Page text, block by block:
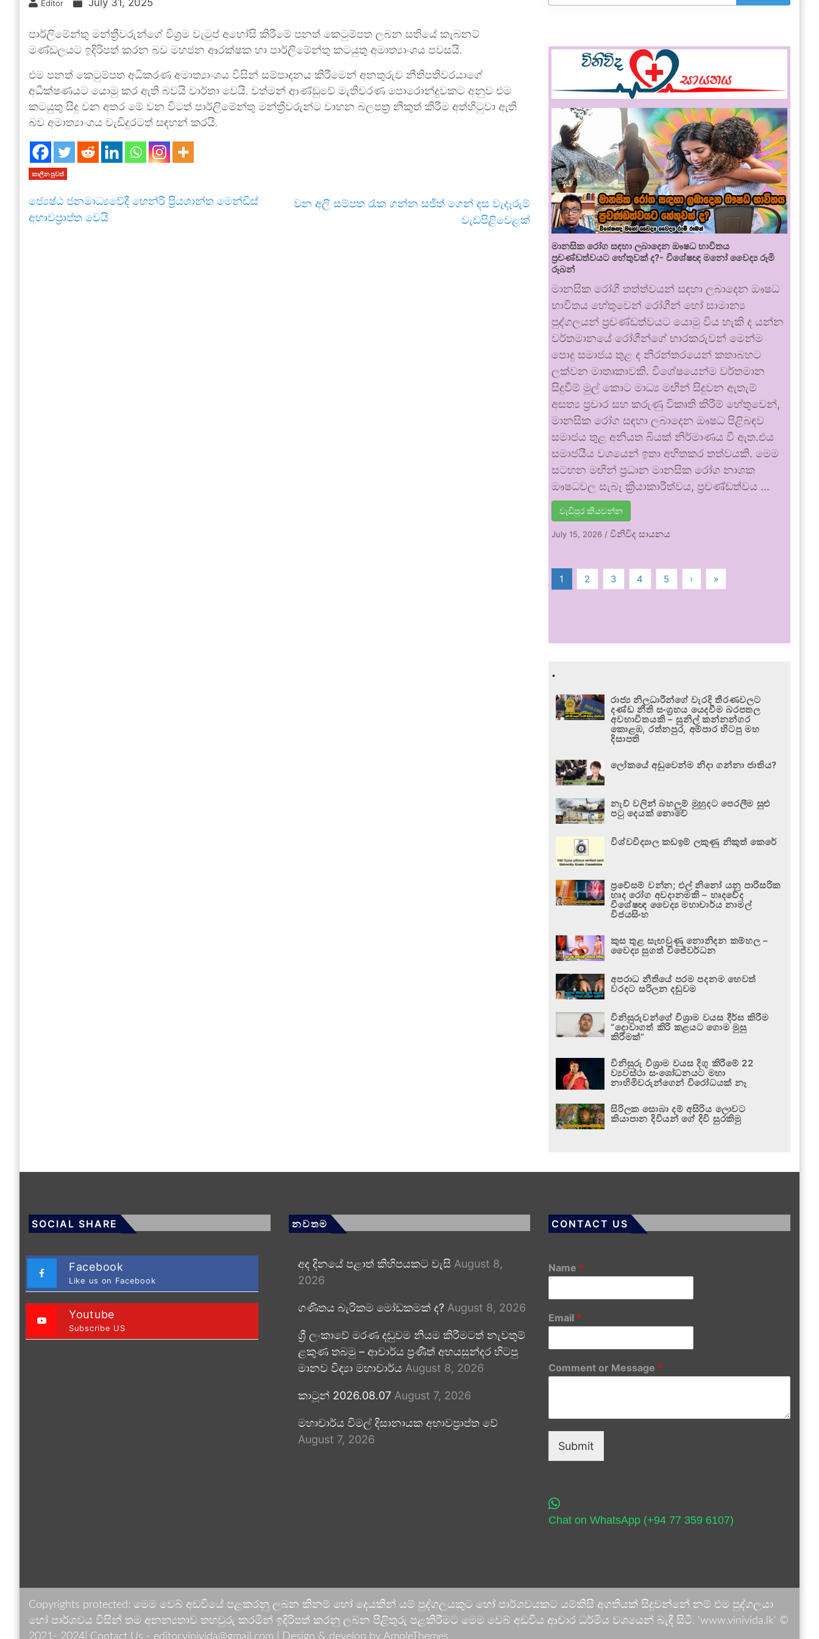
Editor July 31, 2025
පාර්ලිමේන්තු මන්ත්‍රීවරුන්ගේ විශ්‍රම වැටුප් අහෝසි කිරීමේ පනත් කෙටුම්පත ලබන සතියේ කැබනට්
මණ්ඩලයට ඉදිරිපත් කරන බව මහජන ආරක්ෂක හා පාර්ලිමේන්තු කටයුතු අමාත්‍යාංශය පවසයි.
එම පනත් කෙටුම්පත අධිකරණ අමාත්‍යාංශය විසින් සම්පාදනය කිරීමෙන් අනතුරුව නීතිපතිවරයාගේ
අධීක්ෂණයට යොමු කර ඇති බවයි වාර්තා වෙයි. වත්මන් ආණ්ඩුවේ මැතිවරණ පොරොන්දුවකට අනුව එම
කටයුතු සිදු වන අතර මේ වන විටත් පාර්ලිමේන්තු මන්ත්‍රීවරුන්ට වාහන බලපත්‍ර නිකුත් කිරීම අත්හිටුවා ඇති
බව අමාත්‍යාංශය වැඩිදුරටත් සඳහන් කරයි.
කාලීන පුවත්
ජ්‍යෙෂ්ඨ ජනමාධ්‍යවේදී හෙන්රි ප්‍රියශාන්ත මෙන්ඩිස්
අභාවප්‍රාප්ත වෙයි
වන අලි සම්පත රැක ගන්න සජිත් ගෙන් දස වැදෑරුම්
වැඩපිළිවෙළක්
මානසික රෝග සඳහා ලබාදෙන ඖෂධ භාවිතය
ප්‍රචණ්ඩත්වයට හේතුවක් ද?- විශේෂඥ මනෝ වෛද්‍ය රූමි
රූබන්
මානසික රෝගී තත්ත්වයන් සඳහා ලබාදෙන ඖෂධ
භාවිතය හේතුවෙන් රෝගීන් හෝ සාමාන්‍ය
පුද්ගලයන් ප්‍රචණ්ඩත්වයට යොමු විය හැකි ද යන්න
වර්තමානයේ රෝගීන්ගේ භාරකරුවන් මෙන්ම
පොදු සමාජය තුළ ද නිරන්තරයෙන් කතාබහට
ලක්වන මාතෘකාවකි. විශේෂයෙන්ම වර්තමාන
සිදුවීම් මුල් කොට මාධ්‍ය මඟින් සිදුවන ඇතැම්
අසත්‍ය ප්‍රචාර සහ කරුණු විකෘති කිරීම් හේතුවෙන්,
මානසික රෝග සඳහා ලබාදෙන ඖෂධ පිළිබඳව
සමාජය තුළ අනියත බියක් නිර්මාණය වී ඇත.එය
සමාජයීය වශයෙන් ඉතා අහිතකර තත්වයකි. මෙම
සටහන මඟින් ප්‍රධාන මානසික රෝග නාශක
ඖෂධවල සැබෑ ක්‍රියාකාරීත්වය, ප්‍රචණ්ඩත්වය …
වැඩිපුර කියවන්න
July 15, 2026 /විනිවිද සායනය
1 2 3 4 5 › »
.
රාජ්‍ය නිලධාරීන්ගේ වැරදි තීරණවලට
දණ්ඩ නීති සංග්‍රහය යෙදවීම බරපතල
අවභාවිතයකි – සුනිල් කන්නන්ගර
කොළඹ, රත්නපුර, අම්පාර හිටපු මහ
දිසාපති
ලෝකයේ අඩුවෙන්ම නිදා ගන්නා ජාතිය?
නැව් වලින් බහලුම් මුහුදට පෙරලීම සුළු
පටු දෙයක් නොවේ
විශ්වවිද්‍යාල කඩඉම් ලකුණු නිකුත් කෙරේ
ප්‍රවේසම් වන්න; එල් නිනෝ යනු පාරිසරික
හෘද රෝග අවදානමකි – හෘදවේද
විශේෂඥ වෛද්‍ය මහාචාර්ය නාමල්
විජයසිංහ
කුස තුළ සැඟවුණු නොනිදන කම්හල –
වෛද්‍ය සුගත් විජේවර්ධන
අපරාධ නීතියේ පරම පදනම හෙවත්
වරදට සරිලන දඬුවම
විනිසුරුවන්ගේ විශ්‍රාම වයස දීර්ඝ කිරීම
“දොවාගත් කිරි කළයට ගොම මුසු
කිරීමක්”
විනිසුරු විශ්‍රාම වයස දිගු කිරීමේ 22
ව්‍යවස්ථා සංශෝධනයට මහා
නාහිමිවරුන්ගෙන් විරෝධයක් නෑ
සිරිලක සොබා දම් අසිරිය ලොවට
කියාපාන දිවියන් ගේ දිවි සුරකිමු
SOCIAL SHARE
Facebook
Like us on Facebook
Youtube
Subscribe US
නවතම
අද දිනයේ පළාත් කිහිපයකට වැසි August 8,
2026
ගණිතය බැරිකම මෝඩකමක් ද? August 8, 2026
ශ්‍රී ලංකාවේ මරණ දඬුවම නියම කිරීමටත් නැවතුම්
ළකුණ තබමු – ආචාර්ය ප්‍රණීත් අභයසුන්දර හිටපු
මානව විද්‍යා මහාචාර්ය August 8, 2026
කාටූන් 2026.08.07 August 7, 2026
මහාචාර්ය විමල් දිසානායක අභාවප්‍රාප්ත වේ
August 7, 2026
CONTACT US
Name *
Email *
Comment or Message *
Submit
Chat on WhatsApp (+94 77 359 6107)
Copyrights protected: මෙම වෙබ් අඩවියේ පළකරනු ලබන කිනම් හෝ දෙයකින් යම් පුද්ගලයකුට හෝ පාර්ශවයකට යම්කිසි අගතියක් සිදුවන්නේ නම් එම පුද්ගලයා
හෝ පාර්ශවය විසින් තම අනන්‍යතාව තහවුරු කරමින් ඉදිරිපත් කරනු ලබන පිළිතුරු පළකිරීමට මෙම වෙබ් අඩවිය ආචාර ධර්මීය වශයෙන් බැඳී සිටී. 'www.vinivida.lk' ©
2021- 2024| Contact Us - editor.vinivida@gmail.com |
Design & develop by AmpleThemes